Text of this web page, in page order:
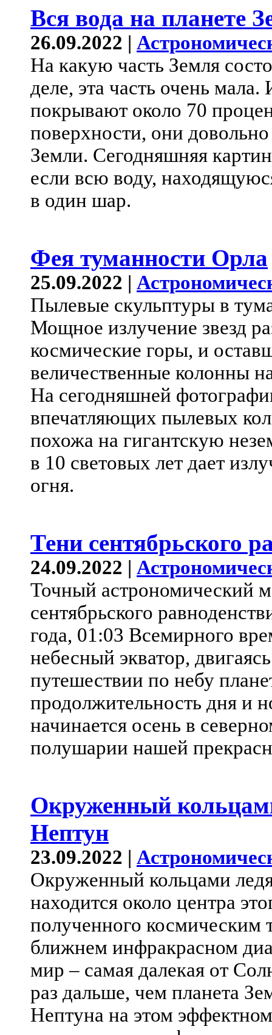
Вся вода на планете
26.09.2022 |
На какую часть Земля
деле, эта часть очень
покрывают около 70
поверхности, они
Земли. Сегодняшняя
если всю воду,
в один шар.
Фея туманности Орла
25.09.2022 |
Пылевые скульптуры в
Мощное излучение звезд
космические горы, и
величественные колонны
На сегодняшней
впечатляющих пылевых
похожа на гигантскую
в 10 световых лет дает
огня.
Тени сентябрьского
24.09.2022 |
Точный астрономический
сентябрьского
года, 01:03 Всемирного
небесный экватор,
путешествии по небу
продолжительность дня и
начинается осень в
полушарии нашей
Окруженный
Нептун
23.09.2022 |
Окруженный кольцами
находится около центра
полученного
ближнем инфракрасном
мир – самая далекая от
раз дальше, чем планета
Нептуна на этом